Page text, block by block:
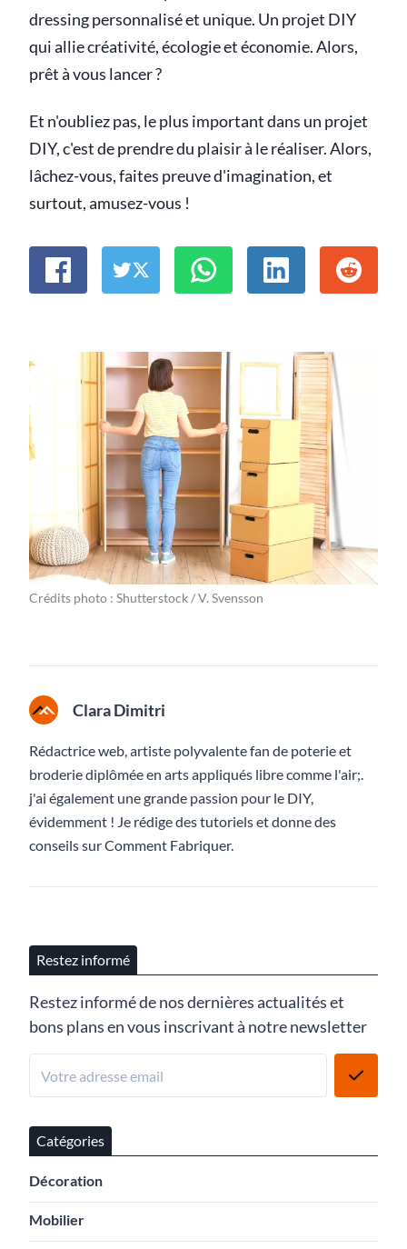
dressing personnalisé et unique. Un projet DIY
qui allie créativité, écologie et économie. Alors,
prêt à vous lancer ?
Et n'oubliez pas, le plus important dans un projet
DIY, c'est de prendre du plaisir à le réaliser. Alors,
lâchez-vous, faites preuve d'imagination, et
surtout, amusez-vous !
Crédits photo : Shutterstock / V. Svensson
Clara Dimitri
Rédactrice web, artiste polyvalente fan de poterie et
broderie diplômée en arts appliqués libre comme l'air;.
j'ai également une grande passion pour le DIY,
évidemment ! Je rédige des tutoriels et donne des
conseils sur Comment Fabriquer.
Restez informé
Restez informé de nos dernières actualités et
bons plans en vous inscrivant à notre newsletter
Catégories
Décoration
Mobilier